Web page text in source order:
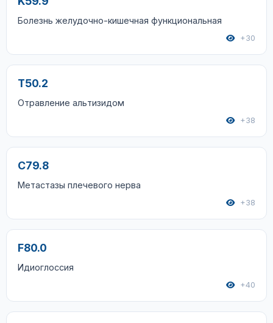
Болезнь желудочно-кишечная функциональная
+30
T50.2
Отравление альтизидом
+38
C79.8
Метастазы плечевого нерва
+38
F80.0
Идиоглоссия
+40